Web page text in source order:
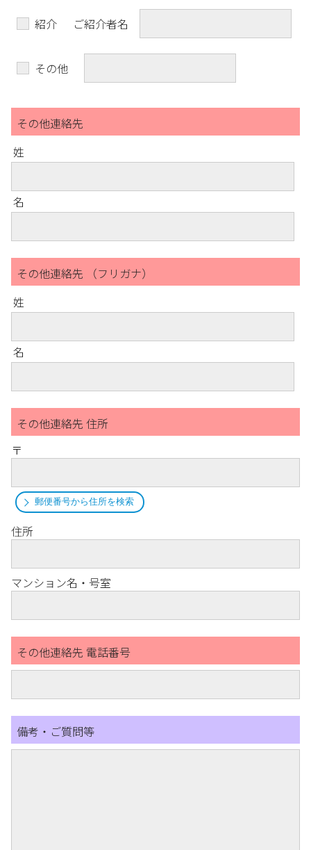
紹介 ご紹介者名
その他
その他連絡先
姓
名
その他連絡先 （フリガナ）
姓
名
その他連絡先 住所
〒
郵便番号から住所を検索
住所
マンション名・号室
その他連絡先 電話番号
備考・ご質問等